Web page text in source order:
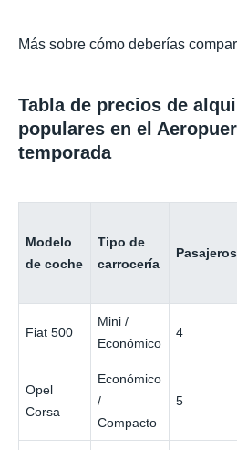
Más sobre cómo deberías
Tabla de precios de
populares en el
temporada
Modelo
de coche
Tipo de
carrocería
Pasajeros
Fiat 500
Mini /
Económico
4
Opel
Corsa
Económico
/
Compacto
5